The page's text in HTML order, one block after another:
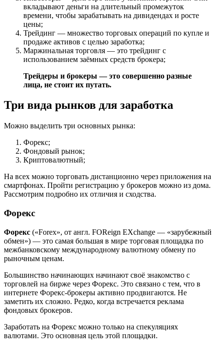
вкладывают деньги на длительный промежуток
времени, чтобы зарабатывать на дивидендах и росте
цены;
Трейдинг — множество торговых операций по купле и
продаже активов с целью заработка;
Маржинальная торговля — это трейдинг с
использованием заёмных средств брокера;
Трейдеры и брокеры — это совершенно разные
лица, не стоит их путать.
Три вида рынков для заработка
Можно выделить три основных рынка:
Форекс;
Фондовый рынок;
Криптовалютный;
На всех можно торговать дистанционно через приложения на
смартфонах. Пройти регистрацию у брокеров можно из дома.
Рассмотрим подробно их отличия и сходства.
Форекс
Форекс («Forex», от англ. FOReign EXchange — «зарубежный
обмен») — это самая большая в мире торговая площадка по
межбанковскому международному валютному обмену по
рыночным ценам.
Большинство начинающих начинают своё знакомство с
торговлей на бирже через Форекс. Это связано с тем, что в
интернете Форекс-брокеры активно продвигаются. Не
заметить их сложно. Редко, когда встречается реклама
фондовых брокеров.
Заработать на Форекс можно только на спекуляциях
валютами. Это основная цель этой площадки.